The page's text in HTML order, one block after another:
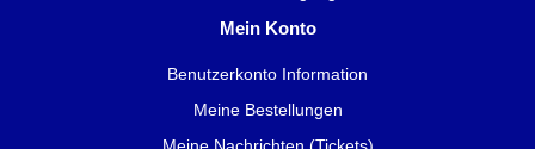
Mein Konto
Benutzerkonto Information
Meine Bestellungen
Meine Nachrichten (Tickets)